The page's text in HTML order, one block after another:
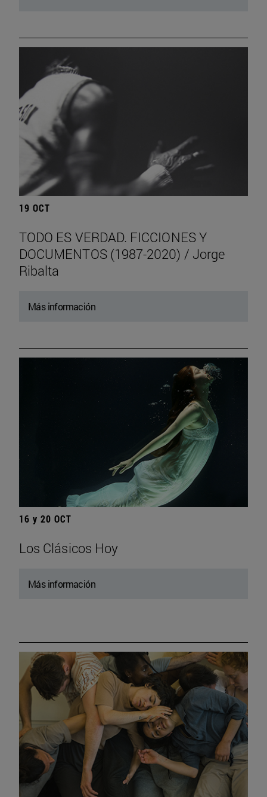
19 OCT
TODO ES VERDAD. FICCIONES Y
DOCUMENTOS (1987-2020) / Jorge
Ribalta
Más información
16 y 20 OCT
Los Clásicos Hoy
Más información